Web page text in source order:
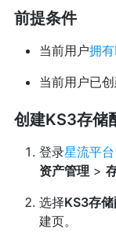
前提条件
当前用户拥
当前用户已
创建KS3存储
登录星流平台
资产管理 >
选择KS3存
建页。